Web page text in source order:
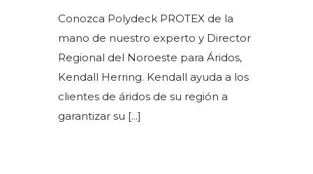
Conozca Polydeck PROTEX de la
mano de nuestro experto y Director
Regional del Noroeste para Áridos,
Kendall Herring. Kendall ayuda a los
clientes de áridos de su región a
garantizar su [...]